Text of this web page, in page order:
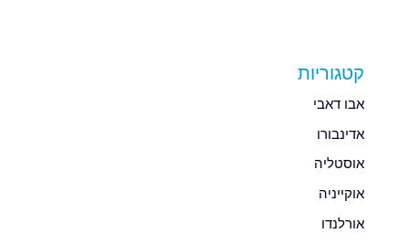
קטגוריות
אבו דאבי
אדינבורו
אוסטליה
אוקייניה
אורלנדו